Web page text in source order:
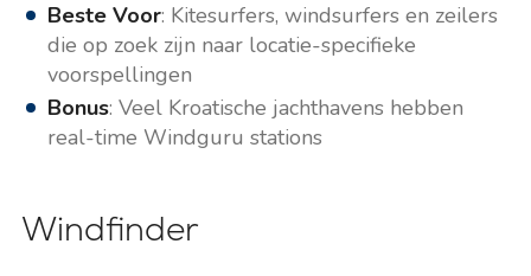
Beste Voor: Kitesurfers, windsurfers en zeilers
die op zoek zijn naar locatie-specifieke
voorspellingen
Bonus: Veel Kroatische jachthavens hebben
real-time Windguru stations
Windfinder